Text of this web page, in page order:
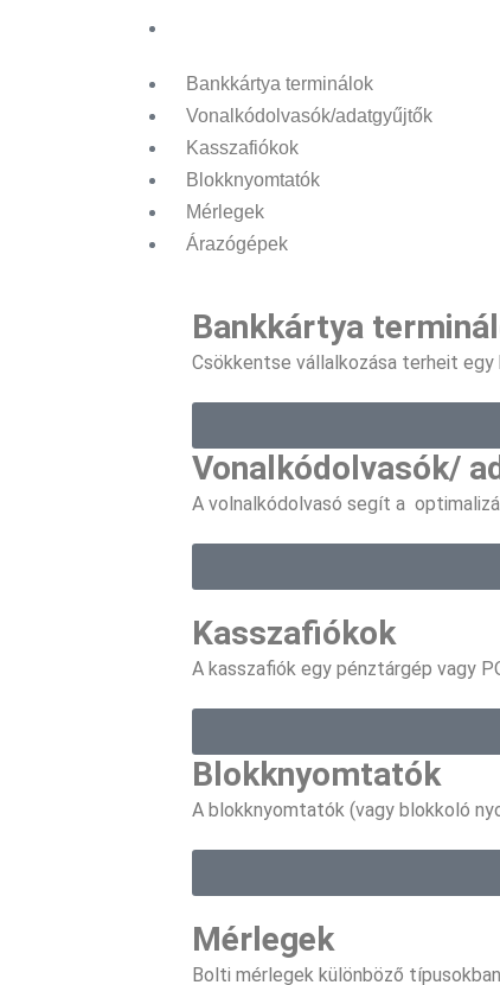
Bankkártya terminálok
Vonalkódolvasók/adatgyűjtők
Kasszafiókok
Blokknyomtatók
Mérlegek
Árazógépek
Bankkártya
Csökkentse vállalkozása terheit
Vonalkódolvasók/
A volnalkódolvasó segít a
Kasszafiókok
A kasszafiók egy pénztárgép vagy
Blokknyomtatók
A blokknyomtatók (vagy blokkoló
Mérlegek
Bolti mérlegek különböző